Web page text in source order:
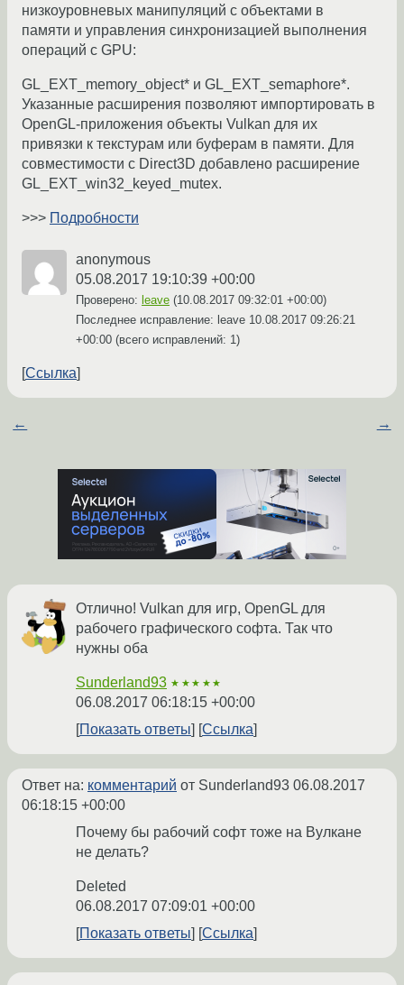
низкоуровневых манипуляций с объектами в
памяти и управления синхронизацией выполнения
операций с GPU:
GL_EXT_memory_object* и GL_EXT_semaphore*.
Указанные расширения позволяют импортировать в
OpenGL-приложения объекты Vulkan для их
привязки к текстурам или буферам в памяти. Для
совместимости с Direct3D добавлено расширение
GL_EXT_win32_keyed_mutex.
>>> Подробности
anonymous
05.08.2017 19:10:39 +00:00
Проверено: leave (10.08.2017 09:32:01 +00:00)
Последнее исправление: leave 10.08.2017 09:26:21
+00:00 (всего исправлений: 1)
Ссылка
← →
Отлично! Vulkan для игр, OpenGL для
рабочего графического софта. Так что
нужны оба
Sunderland93 ★★★★★
06.08.2017 06:18:15 +00:00
Показать ответы
Ссылка
Ответ на: комментарий от Sunderland93 06.08.2017
06:18:15 +00:00
Почему бы рабочий софт тоже на Вулкане
не делать?
Deleted
06.08.2017 07:09:01 +00:00
Показать ответы
Ссылка